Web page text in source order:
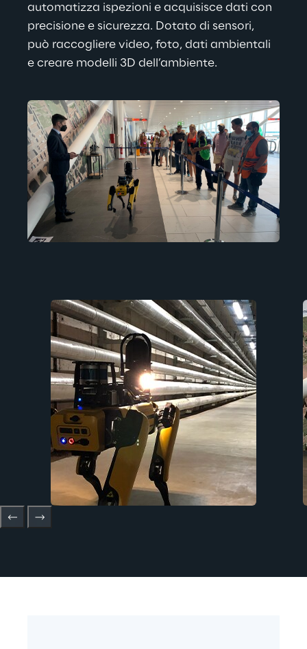
automatizza ispezioni e acquisisce dati con
precisione e sicurezza. Dotato di sensori,
può raccogliere video, foto, dati ambientali
e creare modelli 3D dell’ambiente.